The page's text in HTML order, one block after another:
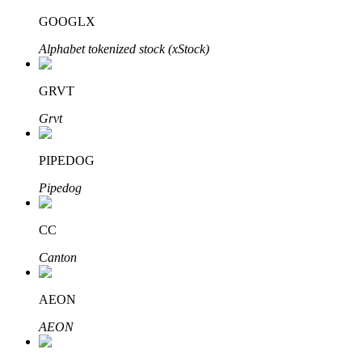
القروض
خدمة الاقتراض المدعومة بالعملات المشفرة
GOOGLX
Alphabet tokenized stock (xStock)
GRVT
Grvt
PIPEDOG
Pipedog
CC
Canton
AEON
AEON